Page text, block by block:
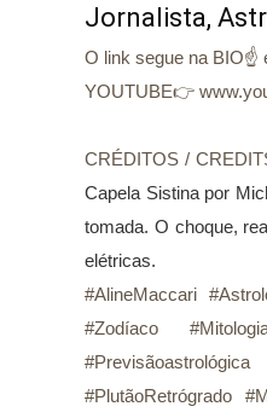
Jornalista,
O link segue na BIO☝
YOUTUBE👉
CRÉDITOS /
Capela Sistina por
tomada. O choque,
elétricas.
#AlineMaccari
#Zodíaco
#PlutãoRetrógrado